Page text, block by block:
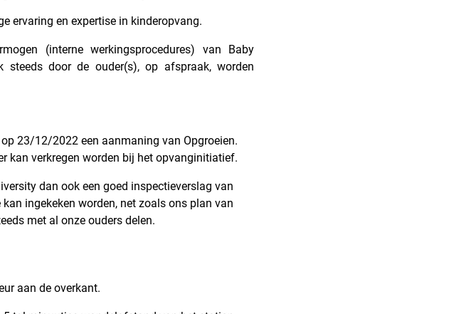
ervaring en expertise in kinderopvang.
(interne werkingsprocedures) van Baby
steeds door de ouder(s), op afspraak, worden
23/12/2022 een aanmaning van Opgroeien.
kan verkregen worden bij het opvanginitiatief.
dan ook een goed inspectieverslag van
ingekeken worden, net zoals ons plan van
met al onze ouders delen.
aan de overkant.